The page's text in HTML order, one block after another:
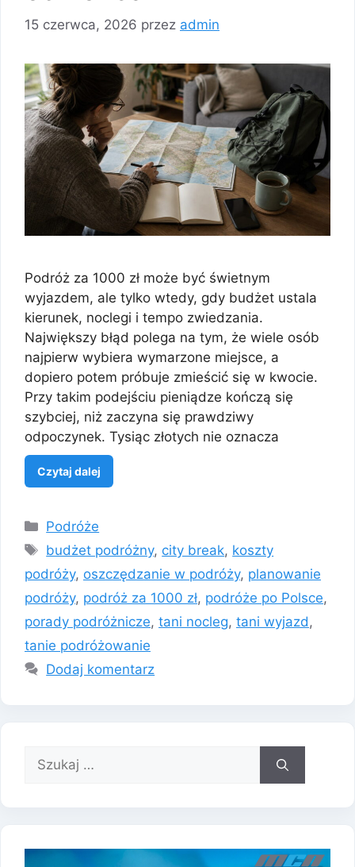
15 czerwca, 2026 przez admin
Podróż za 1000 zł może być świetnym
wyjazdem, ale tylko wtedy, gdy budżet ustala
kierunek, noclegi i tempo zwiedzania.
Największy błąd polega na tym, że wiele osób
najpierw wybiera wymarzone miejsce, a
dopiero potem próbuje zmieścić się w kwocie.
Przy takim podejściu pieniądze kończą się
szybciej, niż zaczyna się prawdziwy
odpoczynek. Tysiąc złotych nie oznacza
Czytaj dalej
Kategorie
Podróże
Tagi
budżet podróżny, city break, koszty
podróży, oszczędzanie w podróży, planowanie
podróży, podróż za 1000 zł, podróże po Polsce,
porady podróżnicze, tani nocleg, tani wyjazd,
tanie podróżowanie
Dodaj komentarz
Szukaj: